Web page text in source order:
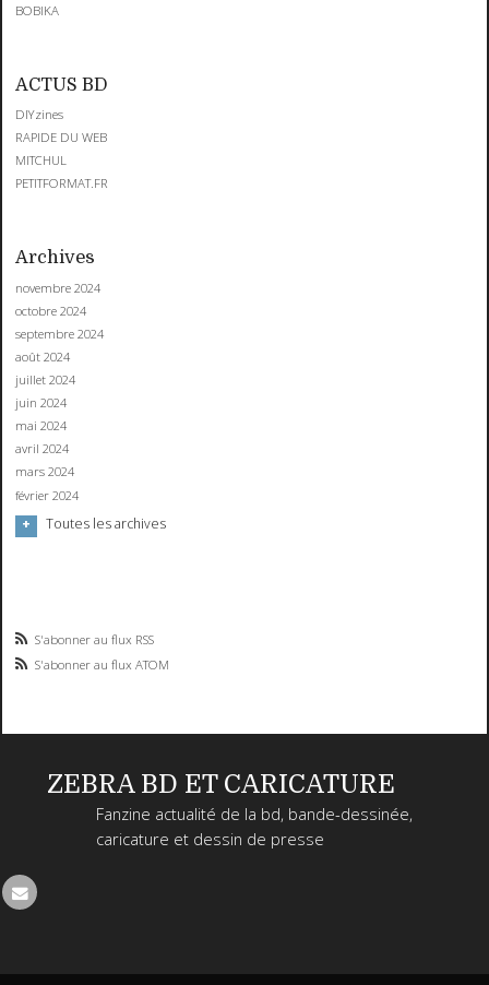
BOBIKA
ACTUS BD
DIYzines
RAPIDE DU WEB
MITCHUL
PETITFORMAT.FR
Archives
novembre 2024
octobre 2024
septembre 2024
août 2024
juillet 2024
juin 2024
mai 2024
avril 2024
mars 2024
février 2024
Toutes les archives
S'abonner au flux RSS
S'abonner au flux ATOM
ZEBRA BD ET CARICATURE
Fanzine actualité de la bd, bande-dessinée,
caricature et dessin de presse